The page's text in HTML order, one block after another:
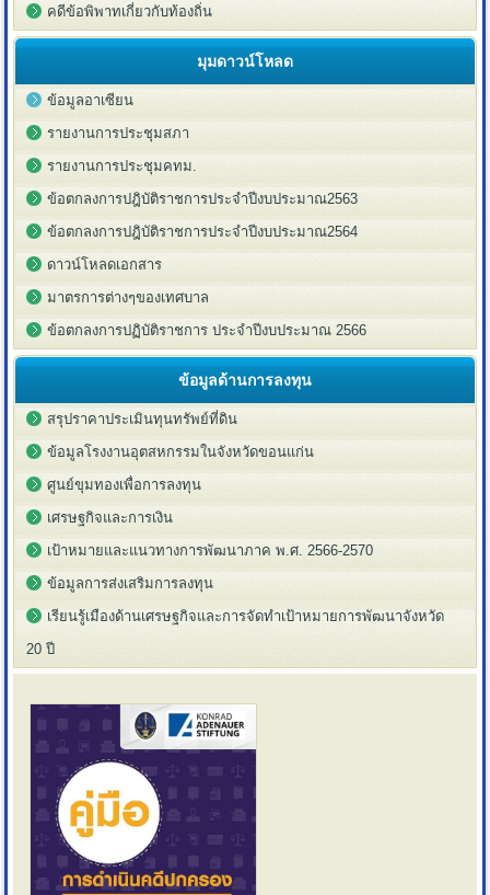
คดีข้อพิพาทเกี่ยวกับท้องถิ่น
มุมดาวน์โหลด
ข้อมูลอาเซียน
รายงานการประชุมสภา
รายงานการประชุมคทม.
ข้อตกลงการปฎิบัติราชการประจำปีงบประมาณ2563
ข้อตกลงการปฎิบัติราชการประจำปีงบประมาณ2564
ดาวน์โหลดเอกสาร
มาตรการต่างๆของเทศบาล
ข้อตกลงการปฏิบัติราชการ ประจำปีงบประมาณ 2566
ข้อมูลด้านการลงทุน
สรุปราคาประเมินทุนทรัพย์ที่ดิน
ข้อมูลโรงงานอุตสหกรรมในจังหวัดขอนแก่น
ศูนย์ขุมทองเพื่อการลงทุน
เศรษฐกิจและการเงิน
เป้าหมายและแนวทางการพัฒนาภาค พ.ศ. 2566-2570
ข้อมูลการส่งเสริมการลงทุน
เรียนรู้เมืองด้านเศรษฐกิจและการจัดทำเป้าหมายการพัฒนาจังหวัด
20 ปี